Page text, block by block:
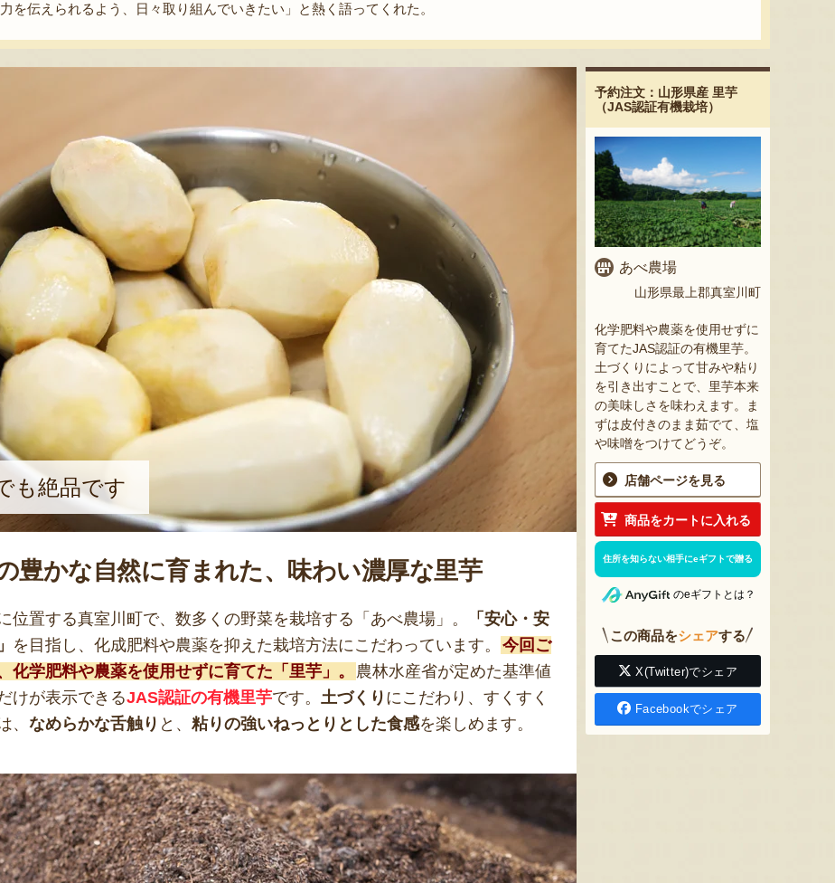
を伝えられるよう、日々取り組んでいきたい」と熱く語ってくれた。
も絶品です
豊かな自然に育まれた、味わい濃厚な里芋
位置する真室川町で、数多くの野菜を栽培する「あべ農場」。
「安心・安
を目指し、化成肥料や農薬を抑えた栽培方法にこだわっています。 今回ご
化学肥料や農薬を使用せずに育てた「里芋」。
農林水産省が定めた基準値
けが表示できるJAS認証の有機里芋です。 土づくり にこだわり、すくすく
、 なめらかな舌触り と、 粘りの強いねっとりとした食感を楽しめます。
予約注文：山形県産 里芋
（JAS認証有機栽培）
あべ農場
山形県最上郡真室川町
化学肥料や農薬を使用せずに
育てたJAS認証の有機里芋。
土づくりによって甘みや粘り
を引き出すことで、里芋本来
の美味しさを味わえます。ま
ずは皮付きのまま茹でて、塩
や味噌をつけてどうぞ。
店舗ページを見る
商品をカートに入れる
住所を知らない相手にeギフトで贈る
のeギフトとは？
この商品をシェアする
X(Twitter)でシェア
Facebookでシェア